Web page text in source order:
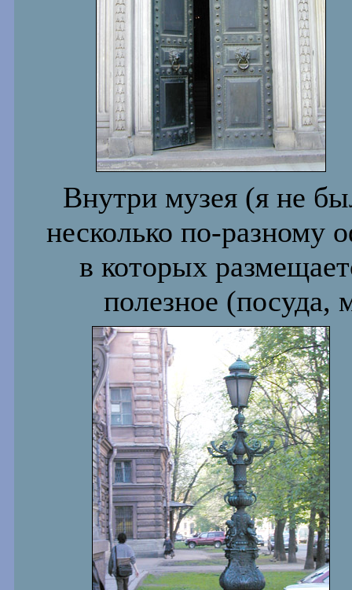
Внутри музея (я не
несколько по-разному
в которых
полезное (посуда,